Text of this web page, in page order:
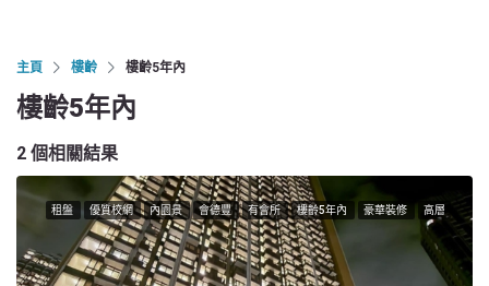
主頁 樓齡 樓齡5年內
樓齡5年內
2 個相關結果
租盤 優質校網 內園景 會德豐 有會所 樓齡5年內 豪華裝修 高層